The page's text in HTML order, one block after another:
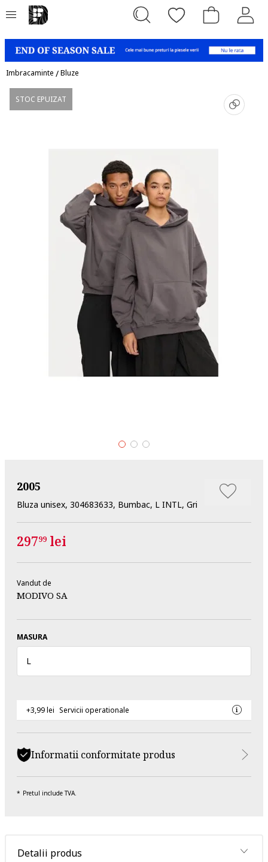
Imbracaminte /Bluze
STOC EPUIZAT
2005
Bluza unisex, 304683633, Bumbac, L INTL, Gri
29799 lei
Vandut de
MODIVO SA
MASURA
L
+3,99 lei Servicii operationale
Informatii conformitate produs
Pretul include TVA.
Detalii produs